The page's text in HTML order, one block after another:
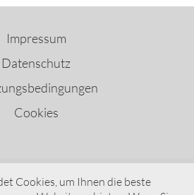
Cookies, um Ihnen die beste
Impressum
Datenschutz
Cookies